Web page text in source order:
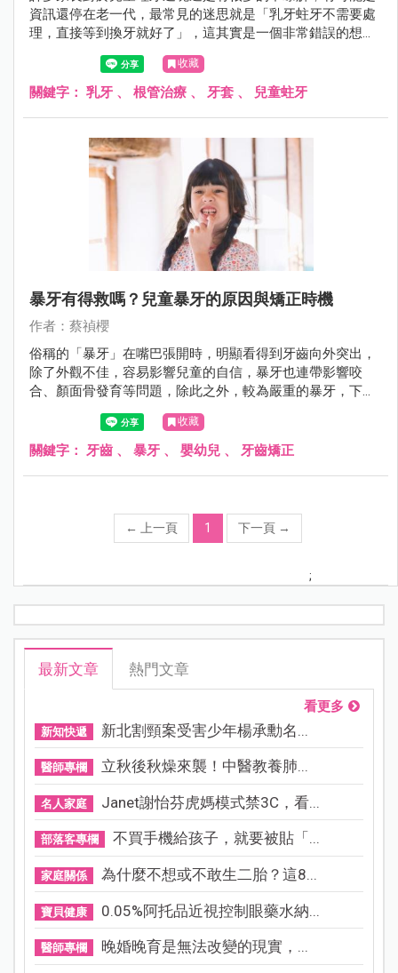
資訊還停在老一代，最常見的迷思就是「乳牙蛀牙不需要處
理，直接等到換牙就好了」，這其實是一個非常錯誤的想
收藏
關鍵字： 乳牙 、 根管治療 、 牙套 、 兒童蛀牙
暴牙有得救嗎？兒童暴牙的原因與矯正時機
作者：蔡禎櫻
俗稱的「暴牙」在嘴巴張開時，明顯看得到牙齒向外突出，
除了外觀不佳，容易影響兒童的自信，暴牙也連帶影響咬
合、顏面骨發育等問題，除此之外，較為嚴重的暴牙，下排
牙齒容易咬到上排牙床的牙肉，導致牙肉受傷、發炎。
收藏
關鍵字： 牙齒 、 暴牙 、 嬰幼兒 、 牙齒矯正
← 上一頁 1 下一頁 →
;
最新文章 熱門文章
看更多
新知快遞 新北割頸案受害少年楊承勳名...
醫師專欄 立秋後秋燥來襲！中醫教養肺...
名人家庭 Janet謝怡芬虎媽模式禁3C，看...
部落客專欄 不買手機給孩子，就要被貼「...
家庭關係 為什麼不想或不敢生二胎？這8...
寶貝健康 0.05%阿托品近視控制眼藥水納...
醫師專欄 晚婚晚育是無法改變的現實，...